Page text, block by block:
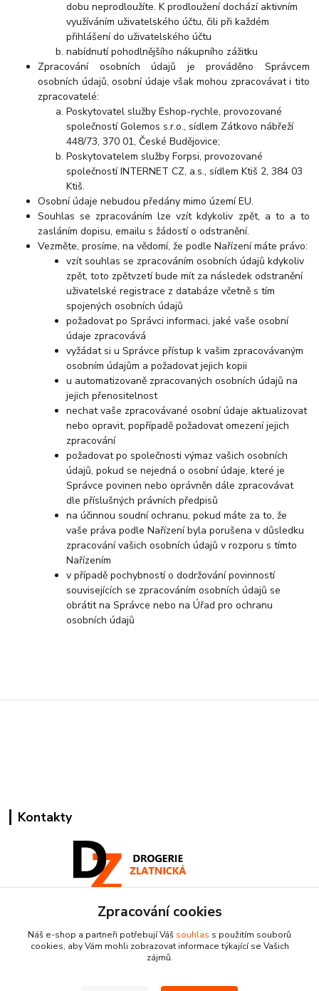
dobu neprodloužíte. K prodloužení dochází aktivním
využíváním uživatelského účtu, čili při každém
přihlášení do uživatelského účtu
nabídnutí pohodlnějšího nákupního zážitku
Zpracování osobních údajů je prováděno Správcem
osobních údajů, osobní údaje však mohou zpracovávat i tito
zpracovatelé:
Poskytovatel služby Eshop-rychle, provozované
společností Golemos s.r.o., sídlem Zátkovo nábřeží
448/73, 370 01, České Budějovice;
Poskytovatelem služby Forpsi, provozované
společnostíINTERNET CZ, a.s., sídlem Ktiš 2, 384 03
Ktiš.
Osobní údaje nebudou předány mimo území EU.
Souhlas se zpracováním lze vzít kdykoliv zpět, a to a to
zasláním dopisu, emailu s žádostí o odstranění.
Vezměte, prosíme, na vědomí, že podle Nařízení máte právo:
vzít souhlas se zpracováním osobních údajů kdykoliv
zpět, toto zpětvzetí bude mít za následek odstranění
uživatelské registrace z databáze včetně s tím
spojených osobních údajů
požadovat po Správci informaci, jaké vaše osobní
údaje zpracovává
vyžádat si u Správce přístup k vašim zpracovávaným
osobním údajům a požadovat jejich kopii
u automatizovaně zpracovaných osobních údajů na
jejich přenositelnost
nechat vaše zpracovávané osobní údaje aktualizovat
nebo opravit, popřípadě požadovat omezení jejich
zpracování
požadovat po společnosti výmaz vašich osobních
údajů, pokud se nejedná o osobní údaje, které je
Správce povinen nebo oprávněn dále zpracovávat
dle příslušných právních předpisů
na účinnou soudní ochranu, pokud máte za to, že
vaše práva podle Nařízení byla porušena v důsledku
zpracování vašich osobních údajů v rozporu s tímto
Nařízením
v případě pochybností o dodržování povinností
souvisejících se zpracováním osobních údajů se
obrátit na Správce nebo na Úřad pro ochranu
osobních údajů
Kontakty
Pracovní doba:
+420 224 818 812
Po-Pá: 8:00-18:00 hod.
Zpracování cookies
Náš e-shop a partneři potřebují Váš souhlas s použitím souborů
cookies, aby Vám mohli zobrazovat informace týkající se Vašich
zájmů.